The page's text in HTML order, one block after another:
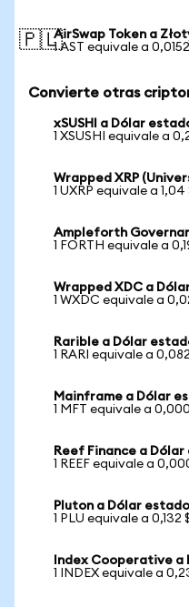
🇵🇱AirSwap Token a
1 AST equivale a
Convierte otras
xSUSHI a Dólar
1 XSUSHI equivale a
Wrapped XRP
1 UXRP equivale a 1,04
Ampleforth
1 FORTH equivale a
Wrapped XDC a
1 WXDC equivale a
Rarible a Dólar
1 RARI equivale a
Mainframe a Dólar
1 MFT equivale a
Reef Finance a
1 REEF equivale a
Pluton a Dólar
1 PLU equivale a 0,132
Index Cooperative
1 INDEX equivale a